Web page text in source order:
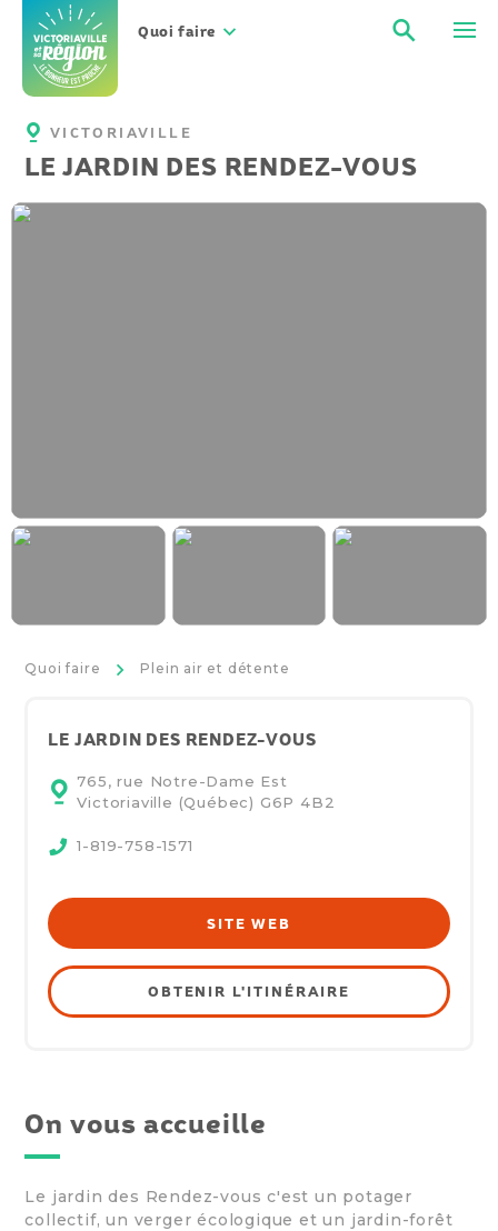
contenu
Quoi faire
VICTORIAVILLE
LE JARDIN DES RENDEZ-VOUS
Quoi faire >
Plein air et détente
LE JARDIN DES RENDEZ-VOUS
765, rue Notre-Dame Est
Victoriaville (Québec) G6P 4B2
1-819-758-1571
SITE WEB
OBTENIR L'ITINÉRAIRE
On vous accueille
Le jardin des Rendez-vous c'est un potager
collectif, un verger écologique et un jardin-forêt